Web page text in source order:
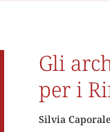
Gli
per i
Silvia